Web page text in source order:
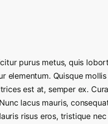
purus metus, quis
elementum. Quisque
est at, semper ex.
lacus mauris,
risus eros, tristique